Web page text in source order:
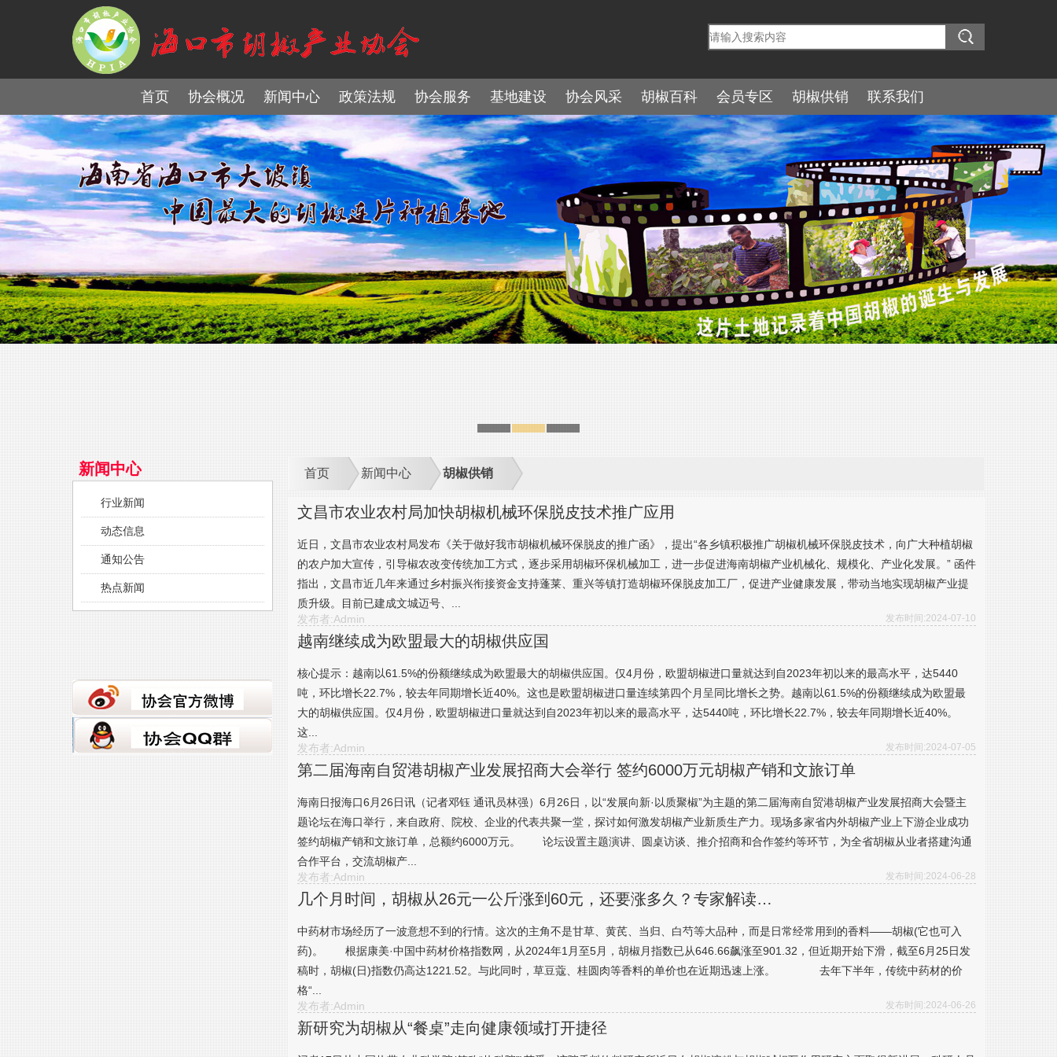
首页 协会概况 新闻中心 政策法规 协会服务 基地建设 协会风采 胡椒百科 会员专区 胡椒供销 联系我们
1 2 3
新闻中心
行业新闻
动态信息
通知公告
热点新闻
首页 新闻中心 胡椒供销
文昌市农业农村局加快胡椒机械环保脱皮技术推广应用
近日，文昌市农业农村局发布《关于做好我市胡椒机械环保脱皮的推广函》，提出“各乡镇积极推广胡椒机械环保脱皮技术，向广大种植胡椒
的农户加大宣传，引导椒农改变传统加工方式，逐步采用胡椒环保机械加工，进一步促进海南胡椒产业机械化、规模化、产业化发展。” 函件
指出，文昌市近几年来通过乡村振兴衔接资金支持蓬莱、重兴等镇打造胡椒环保脱皮加工厂，促进产业健康发展，带动当地实现胡椒产业提
质升级。目前已建成文城迈号、...
发布者:Admin
发布时间:2024-07-10
越南继续成为欧盟最大的胡椒供应国
核心提示：越南以61.5%的份额继续成为欧盟最大的胡椒供应国。仅4月份，欧盟胡椒进口量就达到自2023年初以来的最高水平，达5440
吨，环比增长22.7%，较去年同期增长近40%。这也是欧盟胡椒进口量连续第四个月呈同比增长之势。越南以61.5%的份额继续成为欧盟最
大的胡椒供应国。仅4月份，欧盟胡椒进口量就达到自2023年初以来的最高水平，达5440吨，环比增长22.7%，较去年同期增长近40%。
这...
发布者:Admin
发布时间:2024-07-05
第二届海南自贸港胡椒产业发展招商大会举行 签约6000万元胡椒产销和文旅订单
海南日报海口6月26日讯（记者邓钰 通讯员林强）6月26日，以“发展向新·以质聚椒”为主题的第二届海南自贸港胡椒产业发展招商大会暨主
题论坛在海口举行，来自政府、院校、企业的代表共聚一堂，探讨如何激发胡椒产业新质生产力。现场多家省内外胡椒产业上下游企业成功
签约胡椒产销和文旅订单，总额约6000万元。 论坛设置主题演讲、圆桌访谈、推介招商和合作签约等环节，为全省胡椒从业者搭建沟通
合作平台，交流胡椒产...
发布者:Admin
发布时间:2024-06-28
几个月时间，胡椒从26元一公斤涨到60元，还要涨多久？专家解读…
中药材市场经历了一波意想不到的行情。这次的主角不是甘草、黄芪、当归、白芍等大品种，而是日常经常用到的香料——胡椒(它也可入
药)。 根据康美·中国中药材价格指数网，从2024年1月至5月，胡椒月指数已从646.66飙涨至901.32，但近期开始下滑，截至6月25日发
稿时，胡椒(日)指数仍高达1221.52。与此同时，草豆蔻、桂圆肉等香料的单价也在近期迅速上涨。 去年下半年，传统中药材的价
格“...
发布者:Admin
发布时间:2024-06-26
新研究为胡椒从“餐桌”走向健康领域打开捷径